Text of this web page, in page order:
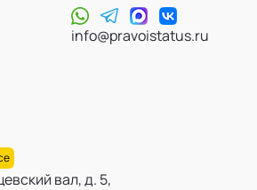
info@pravoistatus.ru
вал, д. 5,